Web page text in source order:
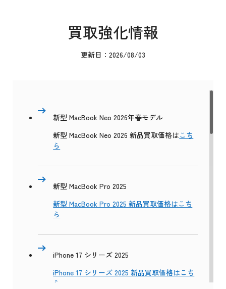
買取強化情報
更新日：2026/08/03
新型 MacBook Neo 2026年春モデル
新型 MacBook Neo 2026 新品買取価格はこち
ら
新型 MacBook Pro 2025
新型 MacBook Pro 2025 新品買取価格はこち
ら
iPhone 17 シリーズ 2025
iPhone 17 シリーズ 2025 新品買取価格はこち
ら